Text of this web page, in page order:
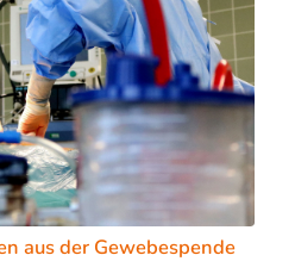
aus der Gewebespende